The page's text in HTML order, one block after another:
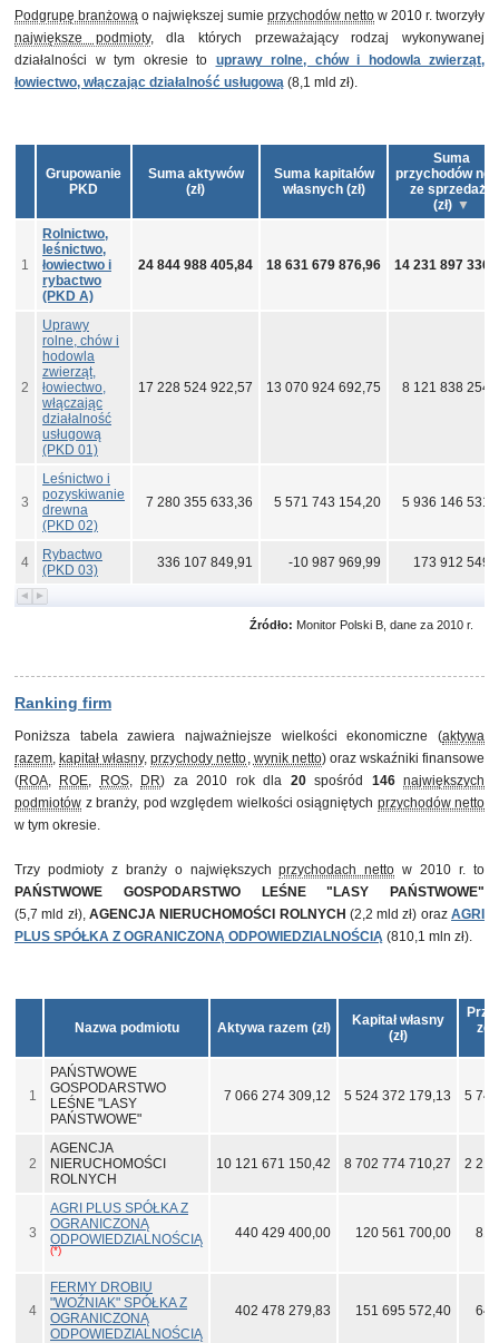
Podgrupę branżową o największej sumie przychodów netto w 2010 r. tworzyły
największe podmioty, dla których przeważający rodzaj wykonywanej
działalności w tym okresie to uprawy rolne, chów i hodowla zwierząt,
łowiectwo, włączając działalność usługową (8,1 mld zł).
Grupowanie
PKD
Suma aktywów
(zł)
Suma kapitałów
własnych (zł)
Suma
przychodów
ze sprzedaży
(zł)
1
Rolnictwo,
leśnictwo,
łowiectwo i
rybactwo
(PKD A)
24 844 988 405,84 18 631 679 876,96 14 231 897
2
Uprawy
rolne, chów i
hodowla
zwierząt,
łowiectwo,
włączając
działalność
usługową
(PKD 01)
17 228 524 922,57 13 070 924 692,75 8 121 838
3
Leśnictwo i
pozyskiwanie
drewna
(PKD 02)
7 280 355 633,36 5 571 743 154,20 5 936 146
4
Rybactwo
(PKD 03)
336 107 849,91 -10 987 969,99 173 912
Źródło: Monitor Polski B, dane za 2010 r.
Ranking firm
Poniższa tabela zawiera najważniejsze wielkości ekonomiczne (aktywa
razem, kapitał własny,przychody netto, wynik netto) oraz wskaźniki finansowe
(ROA, ROE, ROS, DR) za 2010 rok dla 20spośród 146 największych
podmiotów z branży, pod względem wielkości osiągniętych przychodów netto
w tym okresie.
Trzy podmioty z branży o największychprzychodach netto w 2010 r. to
PAŃSTWOWE GOSPODARSTWO LEŚNE "LASY PAŃSTWOWE"
(5,7 mld zł), AGENCJA NIERUCHOMOŚCI ROLNYCH (2,2 mld zł) orazAGRI
PLUS SPÓŁKA Z OGRANICZONĄ ODPOWIEDZIALNOŚCIĄ (810,1 mln zł).
Nazwa podmiotu Aktywa razem (zł)
Kapitał własny
(zł)
ze
1
PAŃSTWOWE
GOSPODARSTWO
LEŚNE "LASY
PAŃSTWOWE"
7 066 274 309,12 5 524 372 179,13 5
2
AGENCJA
NIERUCHOMOŚCI
ROLNYCH
10 121 671 150,42 8 702 774 710,27 2
3
AGRI PLUS SPÓŁKA Z
OGRANICZONĄ
ODPOWIEDZIALNOŚCIĄ
(*)
440 429 400,00 120 561 700,00
4
FERMY DROBIU
"WOŹNIAK" SPÓŁKA Z
OGRANICZONĄ
ODPOWIEDZIALNOŚCIĄ
402 478 279,83 151 695 572,40